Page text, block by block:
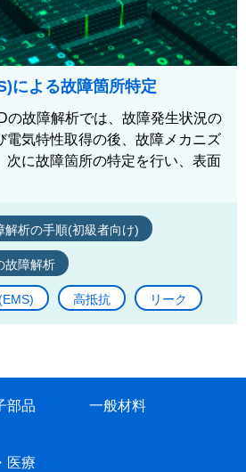
による故障箇所特定
の故障解析では、故障発生状況の
電気特性取得の後、故障メカニズ
次に故障箇所の特定を行い、表面
解析の手順(初級者向け)
故障解析
高抵抗 リーク
部品 一般材料
医療